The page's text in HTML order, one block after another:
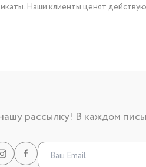
Наши клиенты ценят
рассылку! В каждом